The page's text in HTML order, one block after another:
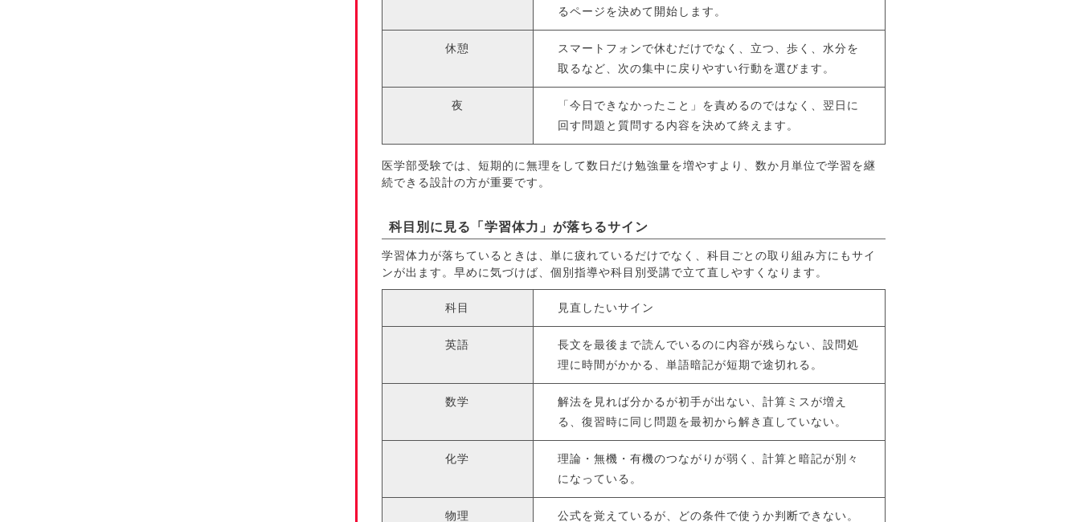
るページを決めて開始します。
休憩
スマートフォンで休むだけでなく、立つ、歩く、水分を
取るなど、次の集中に戻りやすい行動を選びます。
夜
「今日できなかったこと」を責めるのではなく、翌日に
回す問題と質問する内容を決めて終えます。
医学部受験では、短期的に無理をして数日だけ勉強量を増やすより、数か月単位で学習を継
続できる設計の方が重要です。
科目別に見る「学習体力」が落ちるサイン
学習体力が落ちているときは、単に疲れているだけでなく、科目ごとの取り組み方にもサイ
ンが出ます。早めに気づけば、個別指導や科目別受講で立て直しやすくなります。
科目 見直したいサイン
英語
長文を最後まで読んでいるのに内容が残らない、設問処
理に時間がかかる、単語暗記が短期で途切れる。
数学
解法を見れば分かるが初手が出ない、計算ミスが増え
る、復習時に同じ問題を最初から解き直していない。
化学
理論・無機・有機のつながりが弱く、計算と暗記が別々
になっている。
物理 公式を覚えているが、どの条件で使うか判断できない。